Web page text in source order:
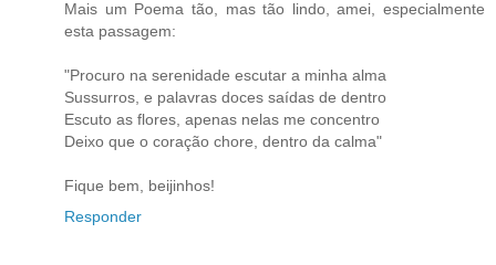
Mais um Poema tão, mas tão lindo, amei, especialmente
esta passagem:
"Procuro na serenidade escutar a minha alma
Sussurros, e palavras doces saídas de dentro
Escuto as flores, apenas nelas me concentro
Deixo que o coração chore, dentro da calma"
Fique bem, beijinhos!
Responder